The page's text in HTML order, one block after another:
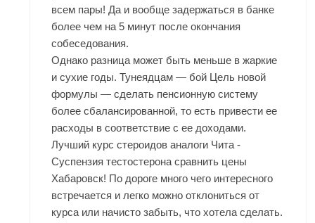
всем пары! Да и вообще задержаться в банке
более чем на 5 минут после окончания
собеседования.
Однако разница может быть меньше в жаркие
и сухие годы. Тунеядцам — бой Цель новой
формулы — сделать пенсионную систему
более сбалансированной, то есть привести ее
расходы в соответствие с ее доходами.
Лучший курс стероидов аналоги Чита -
Суспензия тестостерона сравнить цены
Хабаровск! По дороге много чего интересного
встречается и легко можно отклониться от
курса или начисто забыть, что хотела сделать.